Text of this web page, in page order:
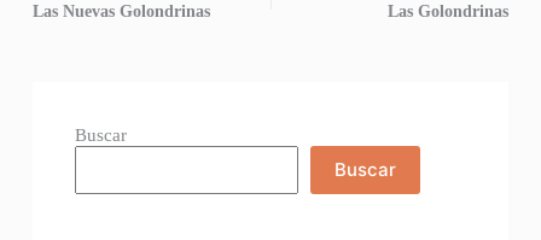
Las Nuevas Golondrinas Las Golondrinas
Buscar
Buscar